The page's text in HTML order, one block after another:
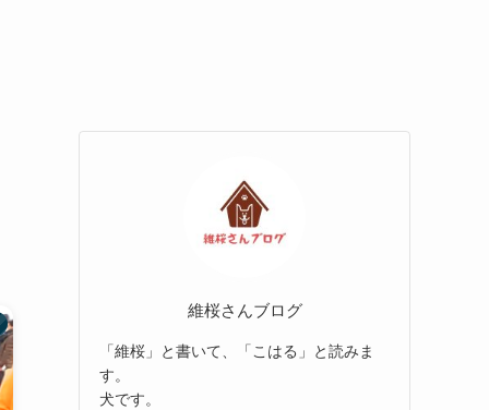
維桜さんブログ
「維桜」と書いて、「こはる」と読みま
す。
犬です。